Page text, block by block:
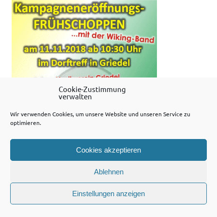
Cookie-Zustimmung
verwalten
Wir verwenden Cookies, um unsere Website und unseren Service zu
optimieren.
Cookies akzeptieren
Ablehnen
Einstellungen anzeigen
WordPress-Theme: Dynamic News von ThemeZee.